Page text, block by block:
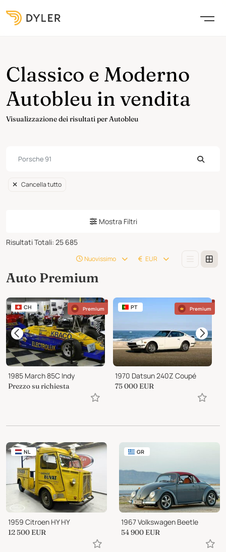
Classico e Moderno
Autobleu in vendita
Visualizzazione dei risultati per Autobleu
Cancella tutto
Mostra Filtri
Risultati Totali: 25 685
Nuovissimo EUR
Auto Premium
CH Premium
1985 March 85C Indy
Prezzo su richiesta
PT Premium
1970 Datsun 240Z Coupé
75 000 EUR
NL
1959 Citroen HY HY
12 500 EUR
GR
1967 Volkswagen Beetle
54 900 EUR